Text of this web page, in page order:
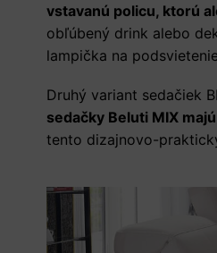
vstavanú policu, ktorú
obľúbený drink alebo
lampička na
Druhý variant sedačiek
sedačky Beluti MIX
tento dizajnovo-